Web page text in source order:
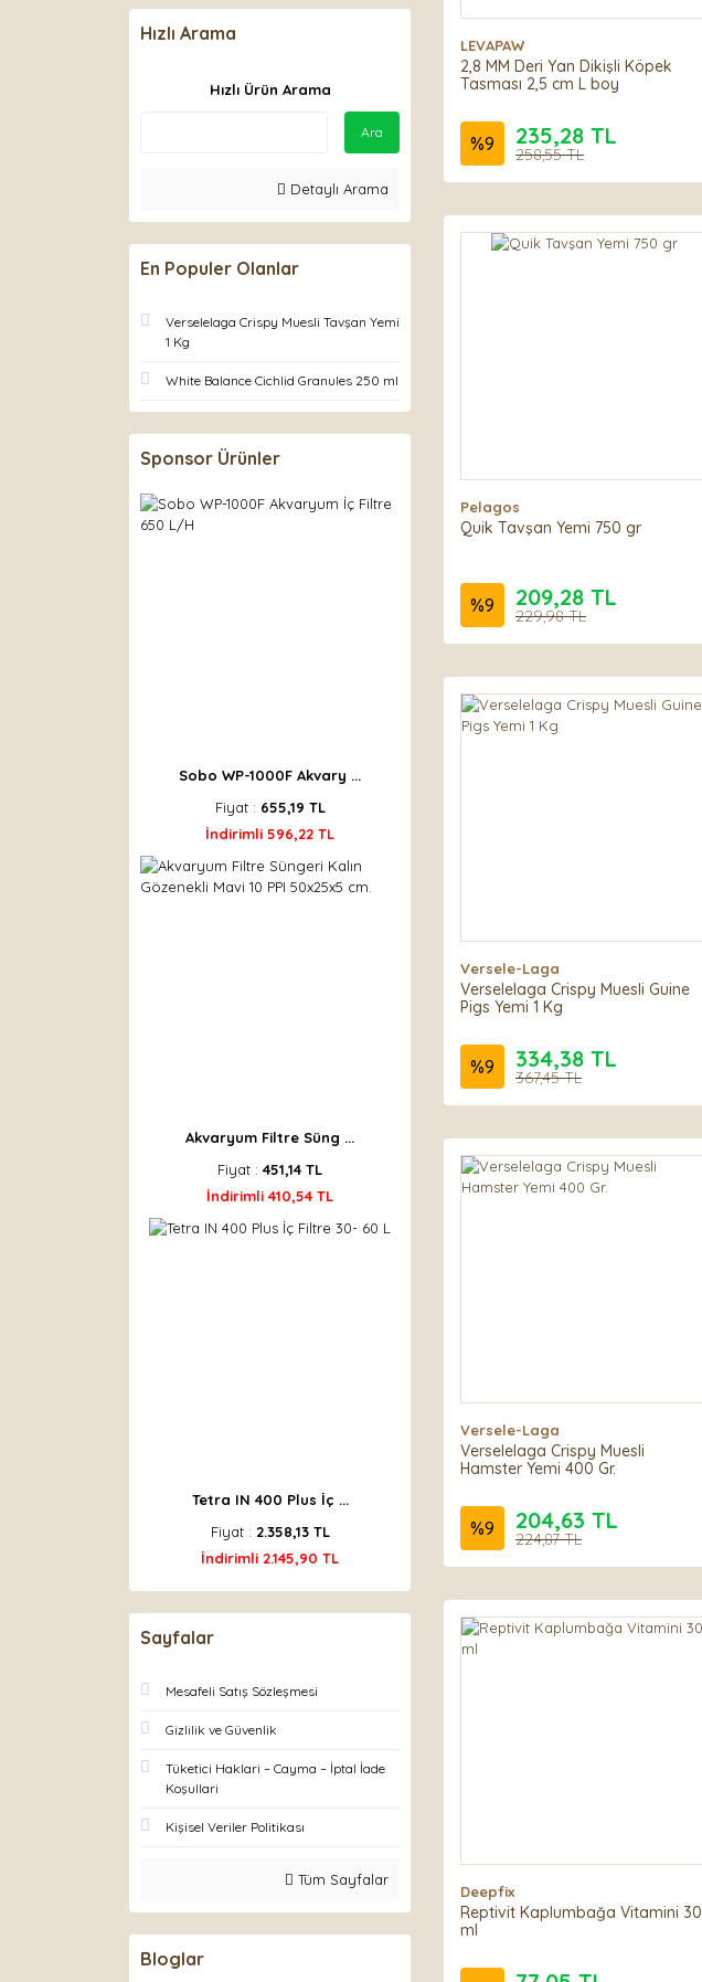
Deepfix (2)
Reeflowers (2)
Karlie (1)
LEVAPAW (1)
Tetra (1)
Hızlı Arama
Hızlı Ürün Arama
Ara
Detaylı Arama
En Populer Olanlar
Verselelaga Crispy Muesli Tavşan Yemi
1 Kg
White Balance Cichlid Granules 250 ml
Sponsor Ürünler
Sobo WP-1000F Akvary ...
Fiyat : 655,19 TL
İndirimli 596,22 TL
Akvaryum Filtre Süng ...
Fiyat : 451,14 TL
İndirimli 410,54 TL
Tetra IN 400 Plus İç ...
Fiyat : 2.358,13 TL
İndirimli 2.145,90 TL
Sayfalar
Mesafeli Satış Sözleşmesi
Gizlilik ve Güvenlik
Tüketici Haklari – Cayma – İptal İade
Koşullari
Kişisel Veriler Politikası
Tüm Sayfalar
Bloglar
LEVAPAW
2,8 MM Deri Yan Dikişli Köpek
Tasması 2,5 cm L boy
%9 235,28 TL
258,55 TL
Pelagos
Quik Tavşan Yemi 750 gr
%9 209,28 TL
229,98 TL
Versele-Laga
Verselelaga Crispy Muesli Guine
Pigs Yemi 1 Kg
%9 334,38 TL
367,45 TL
Versele-Laga
Verselelaga Crispy Muesli
Hamster Yemi 400 Gr.
%9 204,63 TL
224,87 TL
Deepfix
Reptivit Kaplumbağa Vitamini 30
ml